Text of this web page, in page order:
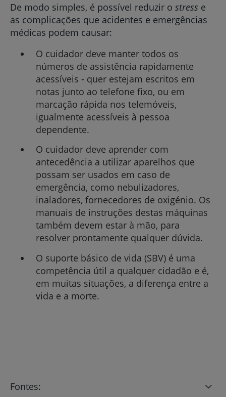
De modo simples, é possível reduzir o stress e
as complicações que acidentes e emergências
médicas podem causar:
O cuidador deve manter todos os
números de assistência rapidamente
acessíveis - quer estejam escritos em
notas junto ao telefone fixo, ou em
marcação rápida nos telemóveis,
igualmente acessíveis à pessoa
dependente.
O cuidador deve aprender com
antecedência a utilizar aparelhos que
possam ser usados em caso de
emergência, como nebulizadores,
inaladores, fornecedores de oxigénio. Os
manuais de instruções destas máquinas
também devem estar à mão, para
resolver prontamente qualquer dúvida.
O suporte básico de vida (SBV) é uma
competência útil a qualquer cidadão e é,
em muitas situações, a diferença entre a
vida e a morte.
Fontes: